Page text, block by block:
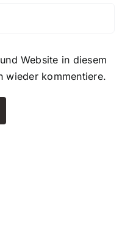
Website in diesem
wieder kommentiere.